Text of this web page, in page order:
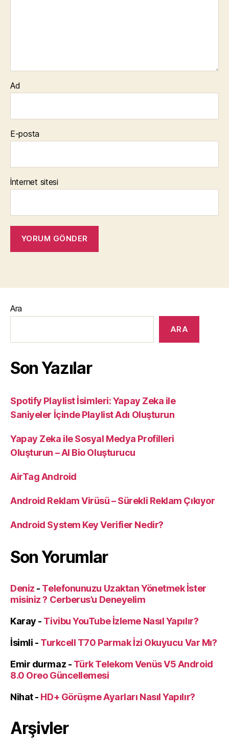
Ad
E-posta
İnternet sitesi
Ara
ARA
Son Yazılar
Spotify Playlist İsimleri: Yapay Zeka ile
Saniyeler İçinde Playlist Adı Oluşturun
Yapay Zeka ile Sosyal Medya Profilleri
Oluşturun – AI Bio Oluşturucu
AirTag Android
Android Reklam Virüsü – Sürekli Reklam Çıkıyor
Android System Key Verifier Nedir?
Son Yorumlar
Deniz - Telefonunuzu Uzaktan Yönetmek İster
misiniz ? Cerberus’u Deneyelim
Karay - Tivibu YouTube İzleme Nasıl Yapılır?
İsimli - Turkcell T70 Parmak İzi Okuyucu Var Mı?
Emir durmaz - Türk Telekom Venüs V5 Android
8.0 Oreo Güncellemesi
Nihat- HD+ Görüşme Ayarları Nasıl Yapılır?
Arşivler